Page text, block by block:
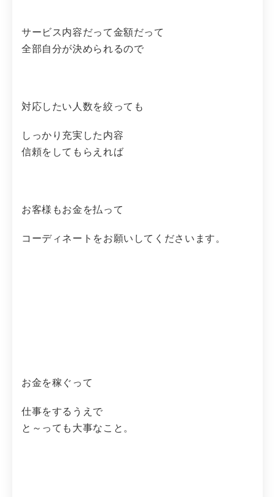
サービス内容だって金額だって
全部自分が決められるので
対応したい人数を絞っても
しっかり充実した内容
信頼をしてもらえれば
お客様もお金を払って
コーディネートをお願いしてくださいます。
お金を稼ぐって
仕事をするうえで
と～っても大事なこと。